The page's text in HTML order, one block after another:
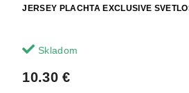
JERSEY PLACHTA EXCLUSIVE
Skladom
10.30 €